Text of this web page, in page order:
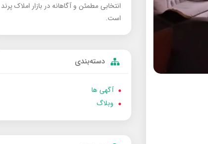
انتخابی مطمئن و آگاهانه در بازار املاک پرند
است.
دسته‌بندی
آگهی ها
وبلاگ